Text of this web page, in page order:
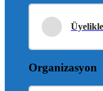
Organizasyon